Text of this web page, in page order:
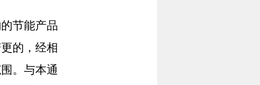
节能产品
的，经相
。与本通